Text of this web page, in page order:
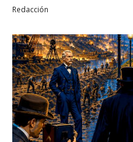
Redacción